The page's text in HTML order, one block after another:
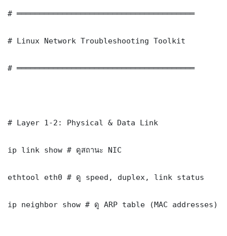
# ═══════════════════════════════════════
# Linux Network Troubleshooting Toolkit
# ═══════════════════════════════════════
# Layer 1-2: Physical & Data Link
ip link show # ดูสถานะ NIC
ethtool eth0 # ดู speed, duplex, link status
ip neighbor show # ดู ARP table (MAC addresses)